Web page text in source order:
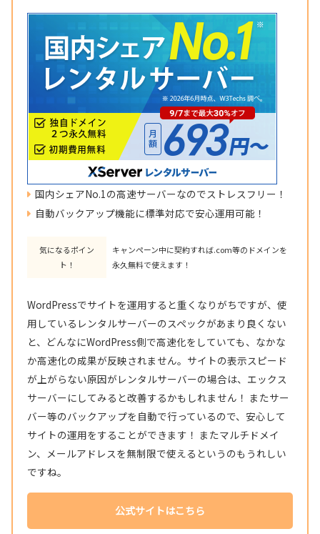
国内シェアNo.1の高速サーバーなのでストレスフリー！
自動バックアップ機能に標準対応で安心運用可能！
気になるポイン
ト！
キャンペーン中に契約すれば.com等のドメインを
永久無料で使えます！
WordPressでサイトを運用すると重くなりがちですが、使
用しているレンタルサーバーのスペックがあまり良くない
と、どんなにWordPress側で高速化をしていても、なかな
か高速化の成果が反映されません。サイトの表示スピード
が上がらない原因がレンタルサーバーの場合は、エックス
サーバーにしてみると改善するかもしれません！ またサー
バー等のバックアップを自動で行っているので、安心して
サイトの運用をすることができます！ またマルチドメイ
ン、メールアドレスを無制限で使えるというのもうれしい
ですね。
公式サイトはこちら